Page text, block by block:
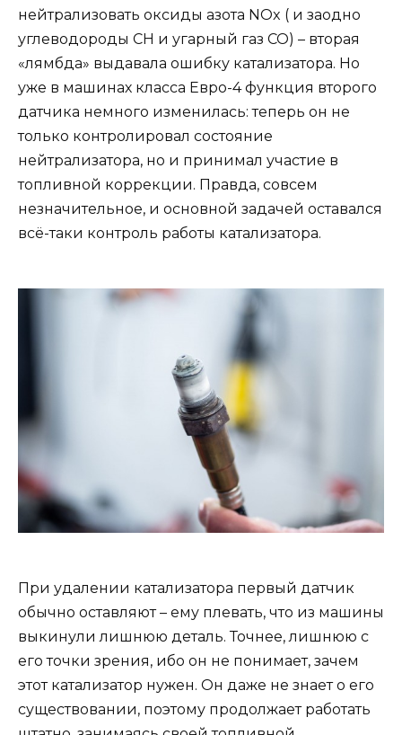
нейтрализовать оксиды азота NOx ( и заодно
углеводороды CH и угарный газ CO) – вторая
«лямбда» выдавала ошибку катализатора. Но
уже в машинах класса Евро-4 функция второго
датчика немного изменилась: теперь он не
только контролировал состояние
нейтрализатора, но и принимал участие в
топливной коррекции. Правда, совсем
незначительное, и основной задачей оставался
всё-таки контроль работы катализатора.
При удалении катализатора первый датчик
обычно оставляют – ему плевать, что из машины
выкинули лишнюю деталь. Точнее, лишнюю с
его точки зрения, ибо он не понимает, зачем
этот катализатор нужен. Он даже не знает о его
существовании, поэтому продолжает работать